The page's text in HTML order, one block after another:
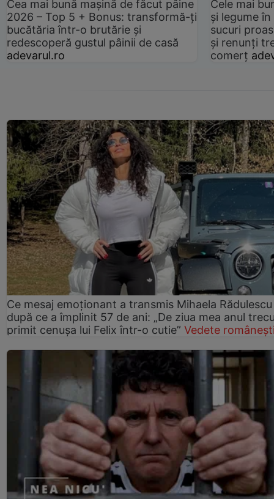
Cea mai bună mașină de făcut pâine
2026 – Top 5 + Bonus: transformă-ți
bucătăria într-o brutărie și
redescoperă gustul pâinii de casă
adevarul.ro
Cele mai
și legume
sucuri
și renunți
comerț
Ce mesaj emoționant a transmis Mihaela Rădulescu
după ce a împlinit 57 de ani: „De ziua mea anul
primit cenușa lui Felix într-o cutie” Vedete